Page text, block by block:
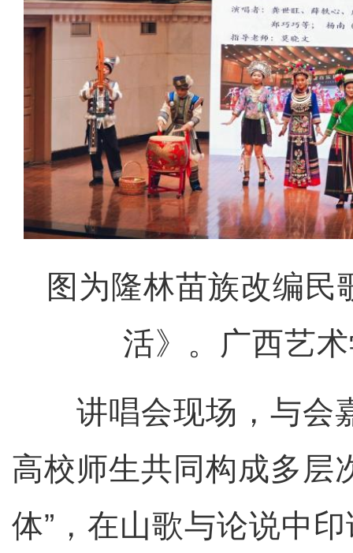
图为隆林苗族改编民
活》。广西艺
讲唱会现场，与会
高校师生共同构成多层
体”，在山歌与论说中